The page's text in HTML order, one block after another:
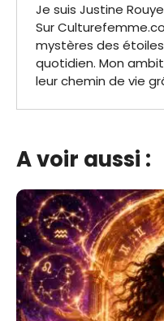
Je suis Justine
Sur
mystères des
quotidien. Mon
leur chemin de vie
A voir aussi :